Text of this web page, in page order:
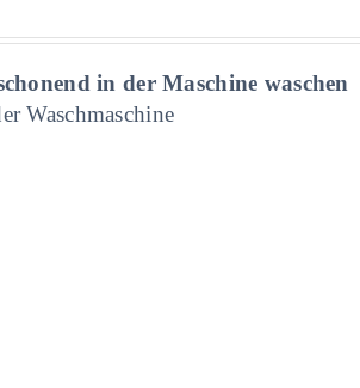
in der Maschine waschen
Waschmaschine